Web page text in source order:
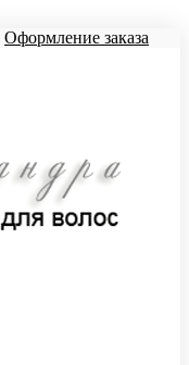
Оформление заказа